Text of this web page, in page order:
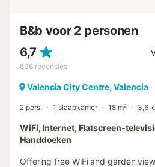
B&b voor 2 personen
6,7
606 recensies
Valencia City Centre, Valencia
2 pers. 1 slaapkamer 18 m² 3,6
WiFi, Internet, Flatscreen-
Handdoeken
Offering free WiFi and garden